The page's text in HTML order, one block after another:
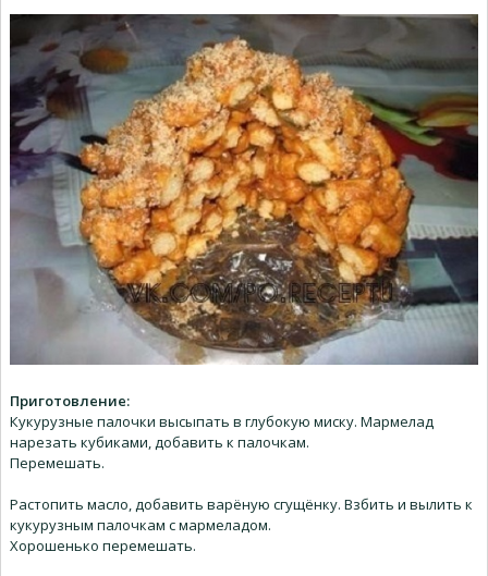
Приготовление:
Кукурузные палочки высыпать в глубокую миску. Мармелад
нарезать кубиками, добавить к палочкам.
Перемешать.
Растопить масло, добавить варёную сгущёнку. Взбить и вылить к
кукурузным палочкам с мармеладом.
Хорошенько перемешать.